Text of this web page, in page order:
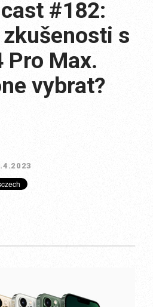
#182:
s
Pro Max.
vybrat?